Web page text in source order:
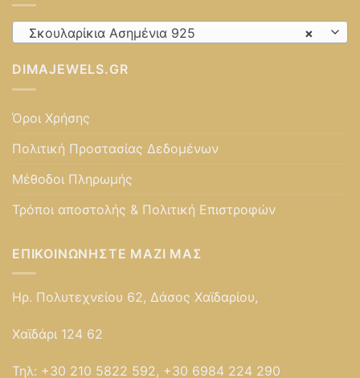
×
Σκουλαρίκια Ασημένια 925
DIMAJEWELS.GR
Όροι Χρήσης
Πολιτική Προστασίας Δεδομένων
Μέθοδοι Πληρωμής
Τρόποι αποστολής & Πολιτική Επιστροφών
ΕΠΙΚΟΙΝΩΝΉΣΤΕ ΜΑΖΊ ΜΑΣ
Ηρ. Πολυτεχνείου 62, Δάσος Χαϊδαρίου,
Χαϊδάρι 124 62
Τηλ: +30 210 5822 592, +30 6984 224 290